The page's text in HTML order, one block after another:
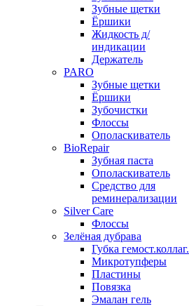
Зубные щетки
Ёршики
Жидкость д/
индикации
Держатель
PARO
Зубные щетки
Ёршики
Зубочистки
Флоссы
Ополаскиватель
BioRepair
Зубная паста
Ополаскиватель
Средство для
реминерализации
Silver Care
Флоссы
Зелёная дубрава
Губка гемост.коллаг.
Микротупферы
Пластины
Повязка
Эмалан гель